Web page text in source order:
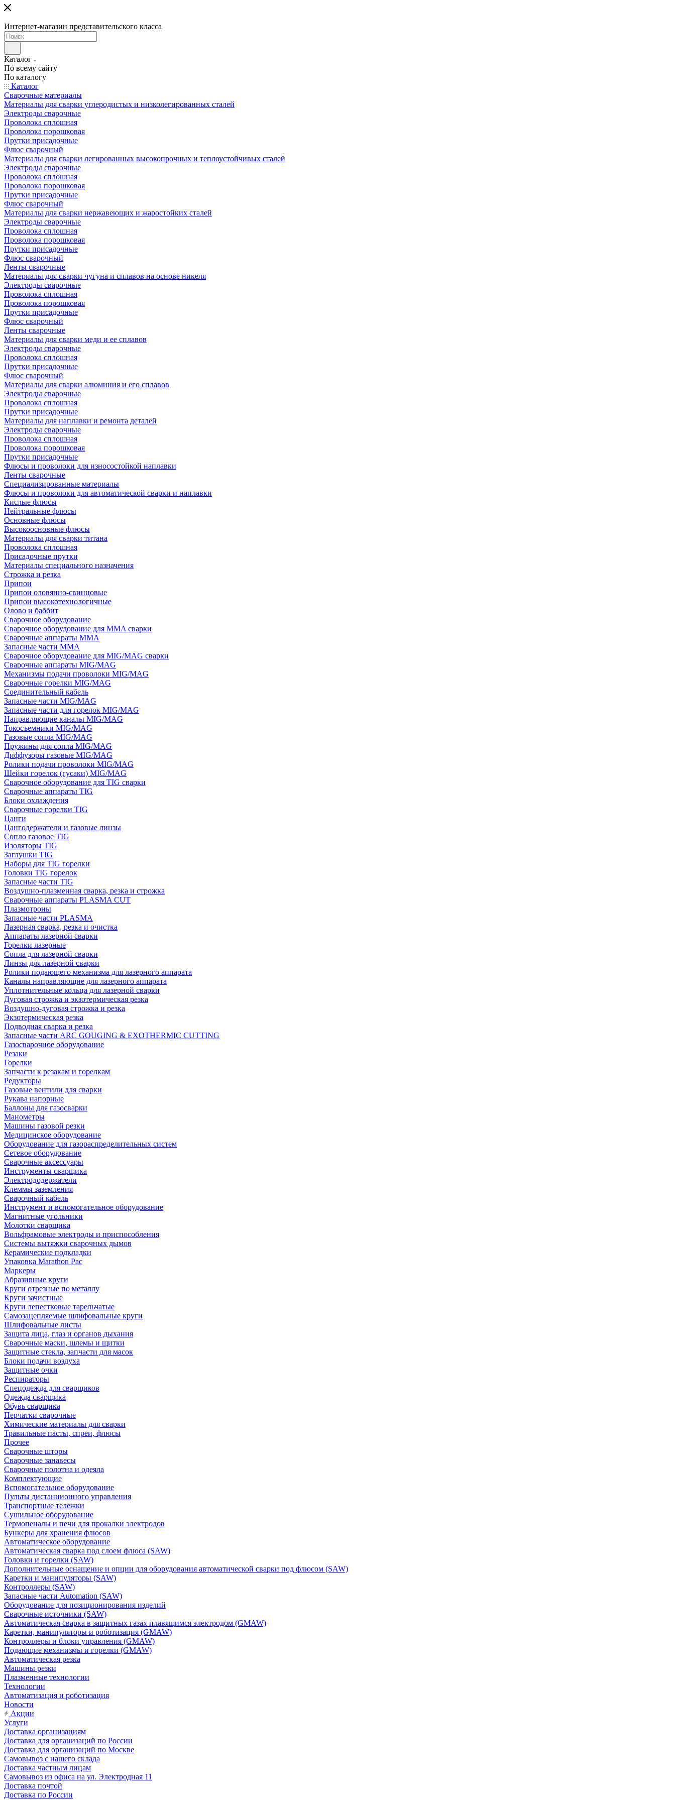
Интернет-магазин представительского класса
Каталог
По всему сайту
По каталогу
Каталог
Сварочные материалы
Материалы для сварки углеродистых и низколегированных сталей
Электроды сварочные
Проволока сплошная
Проволока порошковая
Прутки присадочные
Флюс сварочный
Материалы для сварки легированных высокопрочных и теплоустойчивых сталей
Электроды сварочные
Проволока сплошная
Проволока порошковая
Прутки присадочные
Флюс сварочный
Материалы для сварки нержавеющих и жаростойких сталей
Электроды сварочные
Проволока сплошная
Проволока порошковая
Прутки присадочные
Флюс сварочный
Ленты сварочные
Материалы для сварки чугуна и сплавов на основе никеля
Электроды сварочные
Проволока сплошная
Проволока порошковая
Прутки присадочные
Флюс сварочный
Ленты сварочные
Материалы для сварки меди и ее сплавов
Электроды сварочные
Проволока сплошная
Прутки присадочные
Флюс сварочный
Материалы для сварки алюминия и его сплавов
Электроды сварочные
Проволока сплошная
Прутки присадочные
Материалы для наплавки и ремонта деталей
Электроды сварочные
Проволока сплошная
Проволока порошковая
Прутки присадочные
Флюсы и проволоки для износостойкой наплавки
Ленты сварочные
Специализированные материалы
Флюсы и проволоки для автоматической сварки и наплавки
Кислые флюсы
Нейтральные флюсы
Основные флюсы
Высокоосновные флюсы
Материалы для сварки титана
Проволока сплошная
Присадочные прутки
Материалы специального назначения
Строжка и резка
Припои
Припои оловянно-свинцовые
Припои высокотехнологичные
Олово и баббит
Сварочное оборудование
Сварочное оборудование для MMA сварки
Сварочные аппараты MMA
Запасные части MMA
Сварочное оборудование для MIG/MAG сварки
Сварочные аппараты MIG/MAG
Механизмы подачи проволоки MIG/MAG
Сварочные горелки MIG/MAG
Соединительный кабель
Запасные части MIG/MAG
Запасные части для горелок MIG/MAG
Направляющие каналы MIG/MAG
Токосъемники MIG/MAG
Газовые сопла MIG/MAG
Пружины для сопла MIG/MAG
Диффузоры газовые MIG/MAG
Ролики подачи проволоки MIG/MAG
Шейки горелок (гусаки) MIG/MAG
Сварочное оборудование для TIG сварки
Сварочные аппараты TIG
Блоки охлаждения
Сварочные горелки TIG
Цанги
Цангодержатели и газовые линзы
Сопло газовое TIG
Изоляторы TIG
Заглушки TIG
Наборы для TIG горелки
Головки TIG горелок
Запасные части TIG
Воздушно-плазменная сварка, резка и строжка
Сварочные аппараты PLASMA CUT
Плазмотроны
Запасные части PLASMA
Лазерная сварка, резка и очистка
Аппараты лазерной сварки
Горелки лазерные
Сопла для лазерной сварки
Линзы для лазерной сварки
Ролики подающего механизма для лазерного аппарата
Каналы направляющие для лазерного аппарата
Уплотнительные кольца для лазерной сварки
Дуговая строжка и экзотермическая резка
Воздушно-дуговая строжка и резка
Экзотермическая резка
Подводная сварка и резка
Запасные части ARC GOUGING & EXOTHERMIC CUTTING
Газосварочное оборудование
Резаки
Горелки
Запчасти к резакам и горелкам
Редукторы
Газовые вентили для сварки
Рукава напорные
Баллоны для газосварки
Манометры
Машины газовой резки
Медицинское оборудование
Оборудование для газораспределительных систем
Сетевое оборудование
Сварочные аксессуары
Инструменты сварщика
Электрододержатели
Клеммы заземления
Сварочный кабель
Инструмент и вспомогательное оборудование
Магнитные угольники
Молотки сварщика
Вольфрамовые электроды и приспособления
Системы вытяжки сварочных дымов
Керамические подкладки
Упаковка Marathon Pac
Маркеры
Абразивные круги
Круги отрезные по металлу
Круги зачистные
Круги лепестковые тарельчатые
Самозацепляемые шлифовальные круги
Шлифовальные листы
Защита лица, глаз и органов дыхания
Сварочные маски, шлемы и щитки
Защитные стекла, запчасти для масок
Блоки подачи воздуха
Защитные очки
Респираторы
Спецодежда для сварщиков
Одежда сварщика
Обувь сварщика
Перчатки сварочные
Химические материалы для сварки
Травильные пасты, спреи, флюсы
Прочее
Сварочные шторы
Сварочные занавесы
Сварочные полотна и одеяла
Комплектующие
Вспомогательное оборудование
Пульты дистанционного управления
Транспортные тележки
Сушильное оборудование
Термопеналы и печи для прокалки электродов
Бункеры для хранения флюсов
Автоматическое оборудование
Автоматическая сварка под слоем флюса (SAW)
Головки и горелки (SAW)
Дополнительные оснащение и опции для оборудования автоматической сварки под флюсом (SAW)
Каретки и манипуляторы (SAW)
Контроллеры (SAW)
Запасные части Automation (SAW)
Оборудование для позиционирования изделий
Сварочные источники (SAW)
Автоматическая сварка в защитных газах плавящимся электродом (GMAW)
Каретки, манипуляторы и роботизация (GMAW)
Контроллеры и блоки управления (GMAW)
Подающие механизмы и горелки (GMAW)
Автоматическая резка
Машины резки
Плазменные технологии
Технологии
Автоматизация и роботизация
Новости
Акции
Услуги
Доставка организациям
Доставка для организаций по России
Доставка для организаций по Москве
Самовывоз с нашего склада
Доставка частным лицам
Самовывоз из офиса на ул. Электродная 11
Доставка почтой
Доставка по России